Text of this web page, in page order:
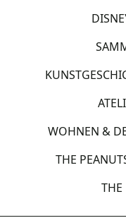
WOHNEN &
THE
THE